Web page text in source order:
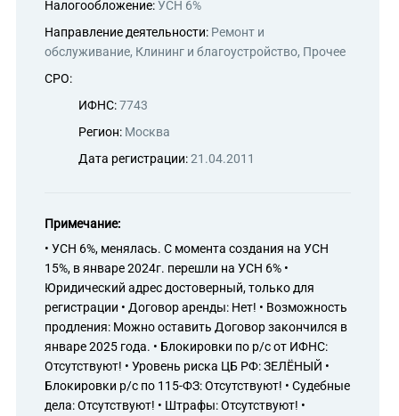
покрытиями (кроме ковров)
и отопительным оборудованием и санитарно-
инструментами
неспециализированных магазинах
магазинах
машинами и оборудованием в специализированных
видеотехникой в специализированных магазинах
изделиями в специализированных магазинах
материалами, не включенными в другие
магазинах
электротоварами в специализированных магазинах
осветительными приборами и прочими бытовыми
магазинах
в специализированных магазинах
изделиями и приборами, не включенными в другие
магазинах
оптическими приборами и средствами
Налогообложение:УСН 6%
Направление деятельности: Ремонт и
обслуживание, Клининг и благоустройство, Прочее
СРО:
ИФНС:7743
Регион: Москва
Дата регистрации:21.04.2011
Примечание:
• УСН 6%, менялась. С момента создания на УСН
15%, в январе 2024г. перешли на УСН 6% •
Юридический адрес достоверный, только для
регистрации • Договор аренды: Нет! • Возможность
продления: Можно оставить Договор закончился в
январе 2025 года. • Блокировки по р/с от ИФНС:
Отсутствуют! • Уровень риска ЦБ РФ: ЗЕЛЁНЫЙ •
Блокировки р/с по 115-ФЗ: Отсутствуют! • Судебные
дела: Отсутствуют! • Штрафы: Отсутствуют! •